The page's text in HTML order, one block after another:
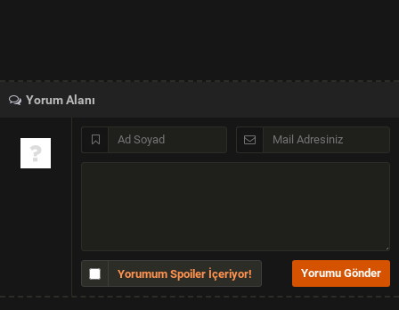
Yorum Alanı
Yorumum Spoiler İçeriyor!